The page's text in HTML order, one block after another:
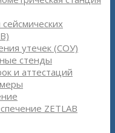
утечек (СОУ)
стенды
и аттестаций
ZETLAB